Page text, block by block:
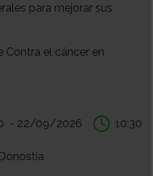
para mejorar sus
Contra el cáncer en
- 22/09/2026 10:30